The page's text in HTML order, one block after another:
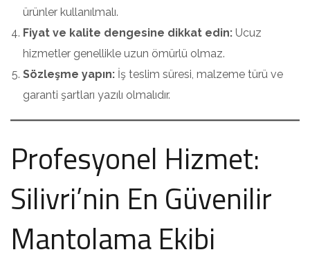
ürünler kullanılmalı.
Fiyat ve kalite dengesine dikkat edin: Ucuz
hizmetler genellikle uzun ömürlü olmaz.
Sözleşme yapın: İş teslim süresi, malzeme türü ve
garanti şartları yazılı olmalıdır.
Profesyonel Hizmet:
Silivri’nin En Güvenilir
Mantolama Ekibi